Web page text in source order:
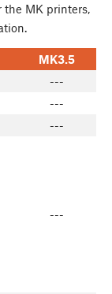
the MK printers,
MK3.5
---
---
---
---